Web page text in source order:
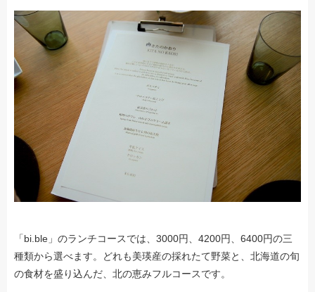
「bi.ble」のランチコースでは、3000円、4200円、6400円の三
種類から選べます。どれも美瑛産の採れたて野菜と、北海道の旬
の食材を盛り込んだ、北の恵みフルコースです。